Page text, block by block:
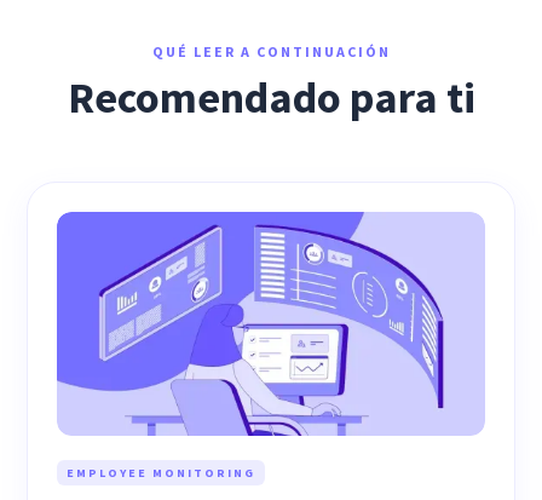
QUÉ LEER A CONTINUACIÓN
Recomendado para ti
EMPLOYEE MONITORING